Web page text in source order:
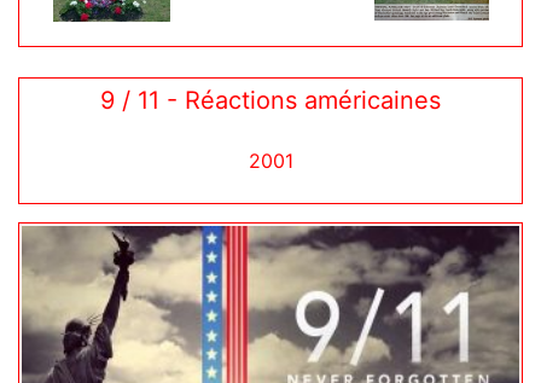
9 / 11 - Réactions américaines
2001